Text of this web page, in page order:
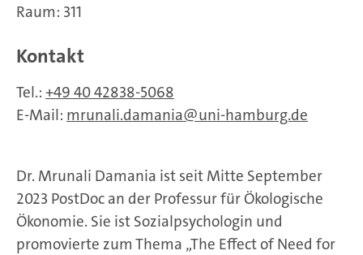
Raum: 311
Kontakt
Tel.: +49 40 42838-5068
E-Mail: mrunali.damania uni-hamburg.de
Dr. Mrunali Damania ist seit Mitte September
2023 PostDoc an der Professur für Ökologische
Ökonomie. Sie ist Sozialpsychologin und
promovierte zum Thema „The Effect of Need for